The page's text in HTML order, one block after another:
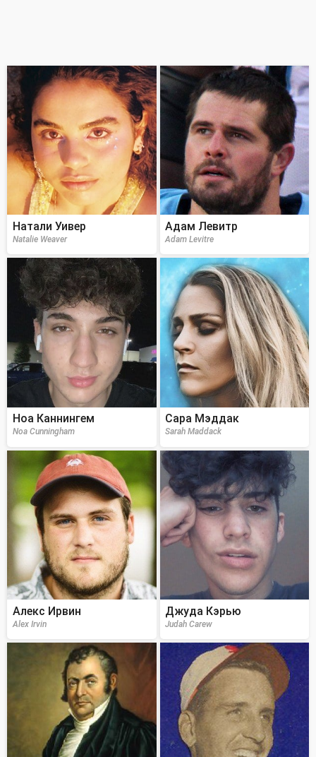
Натали Уивер
Natalie Weaver
Адам Левитр
Adam Levitre
Ноа Каннингем
Noa Cunningham
Сара Мэддак
Sarah Maddack
Алекс Ирвин
Alex Irvin
Джуда Кэрью
Judah Carew